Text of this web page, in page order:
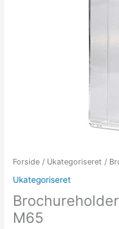
Forside / Ukategoriseret /
Ukategoriseret
M65